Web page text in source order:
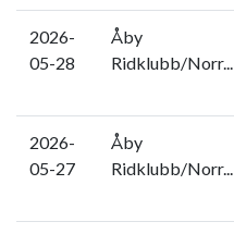
2026-
05-28
Åby
Ridklubb/Norr...
2026-
05-27
Åby
Ridklubb/Norr...